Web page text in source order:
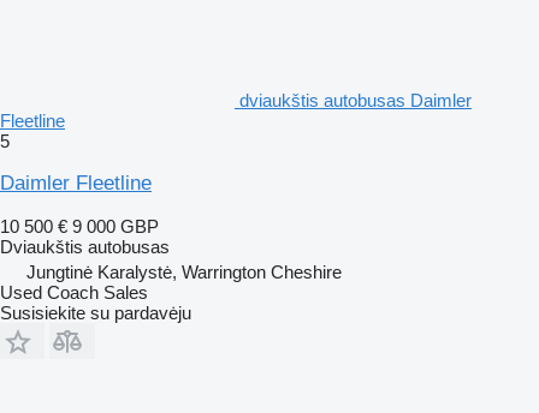
dviaukštis autobusas Daimler
Fleetline
5
Daimler Fleetline
10 500 € 9 000 GBP
Dviaukštis autobusas
Jungtinė Karalystė, Warrington Cheshire
Used Coach Sales
Susisiekite su pardavėju